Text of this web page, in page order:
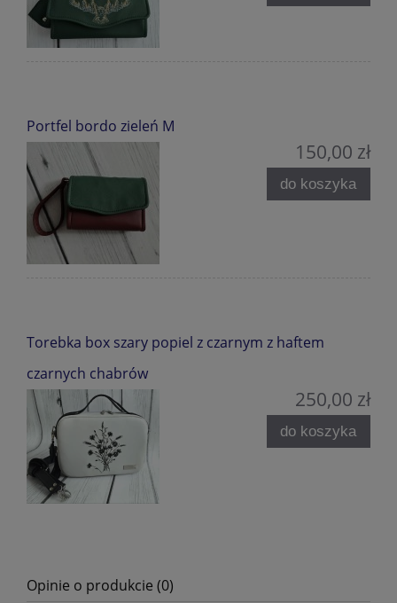
Portfel bordo zieleń M
150,00 zł
do koszyka
Torebka box szary popiel z czarnym z haftem
czarnych chabrów
250,00 zł
do koszyka
Opinie o produkcie (0)